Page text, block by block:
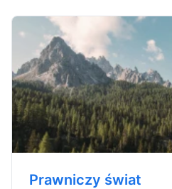
Prawniczy świat